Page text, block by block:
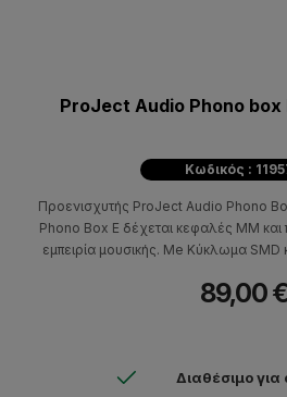
ProJect Audio Phono box
Κωδικός :
Προενισχυτής ProJect Audio Phono
Phono Box Ε δέχεται κεφαλές MM
εμπειρία μουσικής. Me Κύκλωμα SMD
εξόδου είναι επίχρυσες για τη
89,00 €
Διαθέσιμο